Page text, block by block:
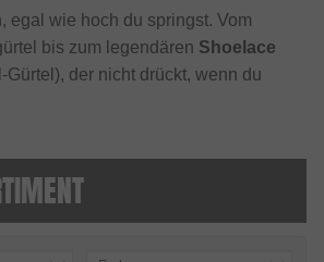
egal wie hoch du springst. Vom
bis zum legendären Shoelace
Gürtel), der nicht drückt, wenn du